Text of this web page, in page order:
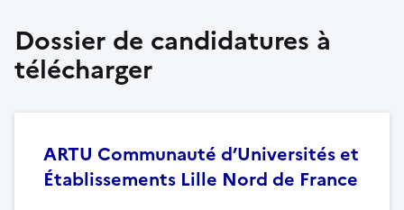
Dossier de candidatures à
télécharger
ARTU Communauté d’Universités et
Établissements Lille Nord de France